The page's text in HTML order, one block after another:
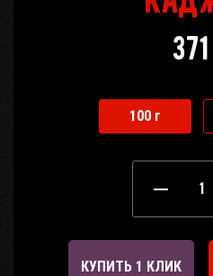
371
100 г
КУПИТЬ 1 КЛИК